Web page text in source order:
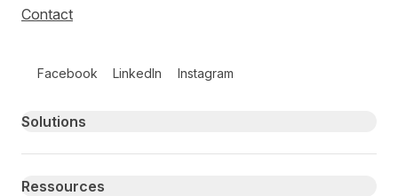
Contact
Facebook LinkedIn Instagram
Primary footer navigation
Solutions
Ressources